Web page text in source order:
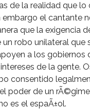
de la realidad que lo
embargo el cantante
que la exigencia
robo unilateral que
a los gobiernos
de la gente.
consentido
poder de un
es el espaÃ±ol.